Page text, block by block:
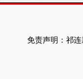
免责声明：祁